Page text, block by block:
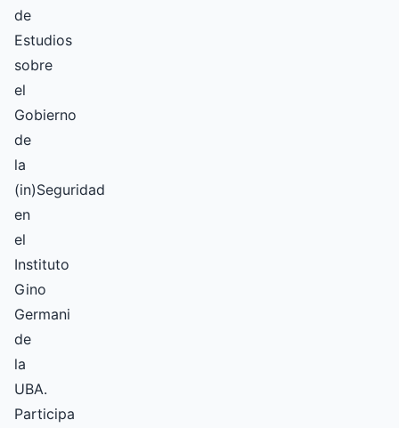
de
Estudios
sobre
el
Gobierno
de
la
(in)Seguridad
en
el
Instituto
Gino
Germani
de
la
UBA.
Participa